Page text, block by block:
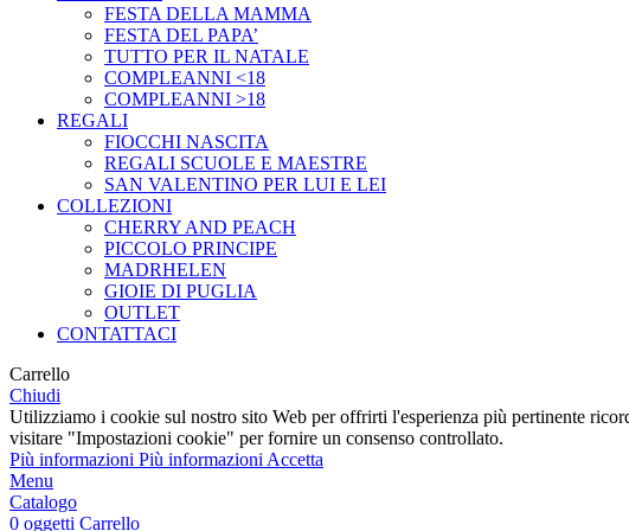
FESTA DELLA MAMMA
FESTA DEL PAPA’
TUTTO PER IL NATALE
COMPLEANNI <18
COMPLEANNI >18
REGALI
FIOCCHI NASCITA
REGALI SCUOLE E MAESTRE
SAN VALENTINO PER LUI E LEI
COLLEZIONI
CHERRY AND PEACH
PICCOLO PRINCIPE
MADRHELEN
GIOIE DI PUGLIA
OUTLET
CONTATTACI
Carrello
Chiudi
Utilizziamo i cookie sul nostro sito Web per offrirti l'esperienza più pertinente
visitare "Impostazioni cookie" per fornire un consenso controllato.
Più informazioni Più informazioni Accetta
Menu
Catalogo
0 oggetti Carrello